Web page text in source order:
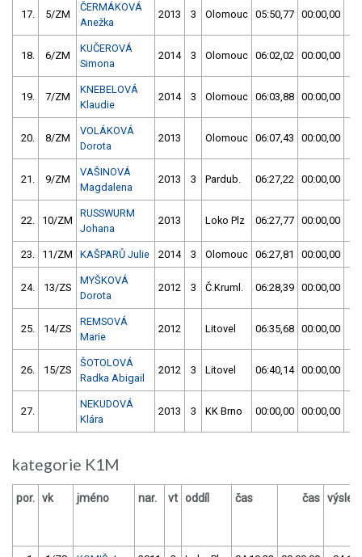
17. 5/ZM
ČERMÁKOVÁ
Anežka
2013 3 Olomouc 05:50,77 00:00,00
18. 6/ZM
KUČEROVÁ
Simona
2014 3 Olomouc 06:02,02 00:00,00
19. 7/ZM
KNEBELOVÁ
Klaudie
2014 3 Olomouc 06:03,88 00:00,00
20. 8/ZM
VOLÁKOVÁ
Dorota
2013 Olomouc 06:07,43 00:00,00
21. 9/ZM
VAŠINOVÁ
Magdalena
2013 3 Pardub. 06:27,22 00:00,00
22. 10/ZM
RUSSWURM
Johana
2013 Loko Plz 06:27,77 00:00,00
23. 11/ZM KAŠPARŮ Julie 2014 3 Olomouc 06:27,81 00:00,00
24. 13/ZS
MYŠKOVÁ
Dorota
2012 3 Č.Kruml. 06:28,39 00:00,00
25. 14/ZS
REMSOVÁ
Marie
2012 Litovel 06:35,68 00:00,00
26. 15/ZS
ŠOTOLOVÁ
Radka Abigail
2012 3 Litovel 06:40,14 00:00,00
27.
NEKUDOVÁ
Klára
2013 3 KK Brno 00:00,00 00:00,00
kategorie K1M
por. vk jméno nar. vt oddíl čas čas